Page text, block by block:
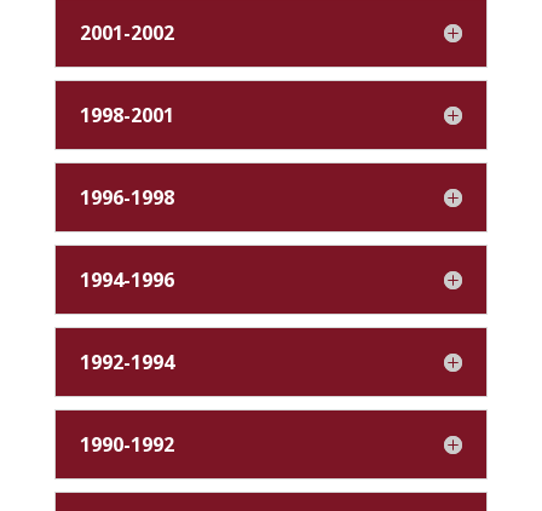
2001-2002
1998-2001
1996-1998
1994-1996
1992-1994
1990-1992